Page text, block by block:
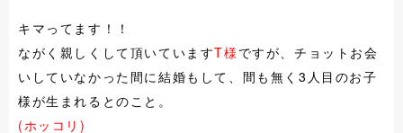
キマってます！！
ながく親しくして頂いていますT様 ですが、チョットお会
いしていなかった間に結婚もして、間も無く3人目のお子
様が生まれるとのこと。
(ホッコリ)